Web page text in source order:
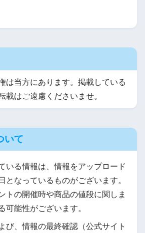
は当方にあります。掲載している
載はご遠慮くださいませ。
いて
いる情報は、情報をアップロード
となっているものがございます。
トの開催時や商品の値段に関しま
可能性がございます。
び、情報の最終確認（公式サイト